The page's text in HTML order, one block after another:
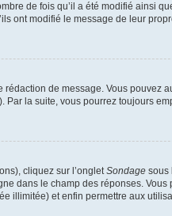
de fois qu’il a été modifié ainsi
ont modifié le message de leur
rédaction de message. Vous pouvez
). Par la suite, vous pourrez toujours
cliquez sur l’ongletSondage sous
dans le champ des réponses.
illimitée) et enfin permettre aux